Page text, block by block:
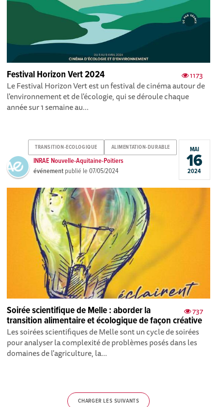
1173
Festival Horizon Vert 2024
Le Festival Horizon Vert est un festival de cinéma autour de
l'environnement et de l'écologie, qui se déroule chaque
année sur 1 semaine au...
TRANSITION-ECOLOGIQUE ALIMENTATION-DURABLE
INRAE Nouvelle-Aquitaine-Poitiers
événement publié le07/05/2024
MAI
16
2024
737
Soirée scientifique de Melle : aborder la
transition alimentaire et écologique de façon créative
Les soirées scientifiques de Melle sont un cycle de soirées
pour analyser la complexité de problèmes posés dans les
domaines de l'agriculture, la...
CHARGER LES SUIVANTS